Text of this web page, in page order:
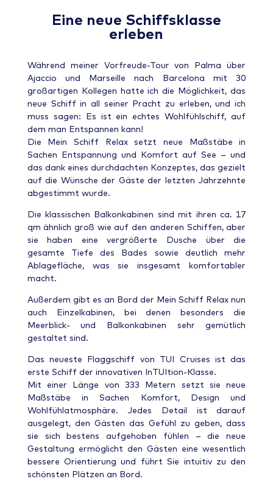
Eine neue Schiffsklasse
erleben
Während meiner Vorfreude-Tour von Palma über
Ajaccio und Marseille nach Barcelona mit 30
großartigen Kollegen hatte ich die Möglichkeit, das
neue Schiff in all seiner Pracht zu erleben, und ich
muss sagen: Es ist ein echtes Wohlfühlschiff, auf
dem man Entspannen kann!
Die Mein Schiff Relax setzt neue Maßstäbe in
Sachen Entspannung und Komfort auf See – und
das dank eines durchdachten Konzeptes, das gezielt
auf die Wünsche der Gäste der letzten Jahrzehnte
abgestimmt wurde.
Die klassischen Balkonkabinen sind mit ihren ca. 17
qm ähnlich groß wie auf den anderen Schiffen, aber
sie haben eine vergrößerte Dusche über die
gesamte Tiefe des Bades sowie deutlich mehr
Ablagefläche, was sie insgesamt komfortabler
macht.
Außerdem gibt es an Bord der Mein Schiff Relax nun
auch Einzelkabinen, bei denen besonders die
Meerblick- und Balkonkabinen sehr gemütlich
gestaltet sind.
Das neueste Flaggschiff von TUI Cruises ist das
erste Schiff der innovativen InTUItion-Klasse.
Mit einer Länge von 333 Metern setzt sie neue
Maßstäbe in Sachen Komfort, Design und
Wohlfühlatmosphäre. Jedes Detail ist darauf
ausgelegt, den Gästen das Gefühl zu geben, dass
sie sich bestens aufgehoben fühlen – die neue
Gestaltung ermöglicht den Gästen eine wesentlich
bessere Orientierung und führt Sie intuitiv zu den
schönsten Plätzen an Bord.